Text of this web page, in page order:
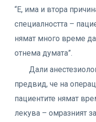
“Е, има и втора
специалността –
нямат много време
отнема думата”.
Дали
предвид, че на
пациентите нямат
лекува – омразният